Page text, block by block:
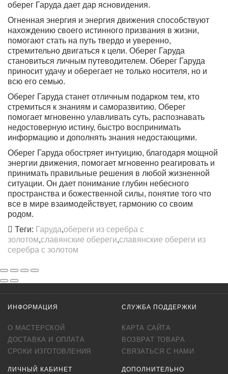
оберег Гаруда дает дар ясновидения.
Огненная энергия и энергия движения способствуют
нахождению своего истинного призвания в жизни,
помогают стать на путь твердо и уверенно,
стремительно двигаться к цели. Оберег Гаруда
становиться личным путеводителем. Оберег Гаруда
приносит удачу и оберегает не только носителя, но и
всю его семью.
Оберег Гаруда станет отличным подарком тем, кто
стремиться к знаниям и саморазвитию. Оберег
помогает мгновенно улавливать суть, распознавать
недостоверную истину, быстро воспринимать
информацию и дополнять знания недостающими.
Оберег Гаруда обостряет интуицию, благодаря мощной
энергии движения, помогает мгновенно реагировать и
принимать правильные решения в любой жизненной
ситуации. Он дает понимание глубин небесного
пространства и божественной силы, понятие того что
все в мире взаимодействует, гармонию со своим
родом.
Теги: Гаруда,обереги из серебра с
золотом,славянские обереги,славянские обереги из
серебра с золотом
ИНФОРМАЦИЯ
О МАСТЕРСКОЙ
ДОСТАВКА И ОПЛАТА
СРОКИ ИЗГОТОВЛЕНИЯ
СЛУЖБА ПОДДЕРЖКИ
КАРТА САЙТА
ВОЗВРАТ ТОВАРА
СВЯЗАТЬСЯ С НАМИ
ЛИЧНЫЙ КАБИНЕТ ДОПОЛНИТЕЛЬНО